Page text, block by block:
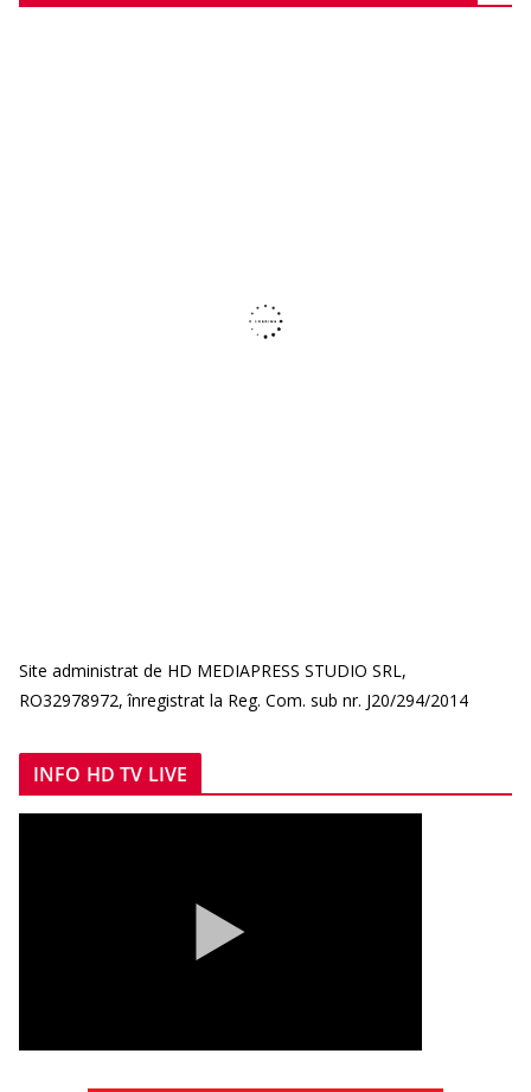
Site administrat de HD MEDIAPRESS STUDIO SRL,
RO32978972, înregistrat la Reg. Com. sub nr. J20/294/2014
INFO HD TV LIVE